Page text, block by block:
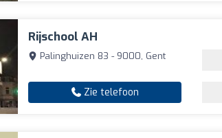
Rijschool AH
Palinghuizen 83 - 9000, Gent
Zie telefoon